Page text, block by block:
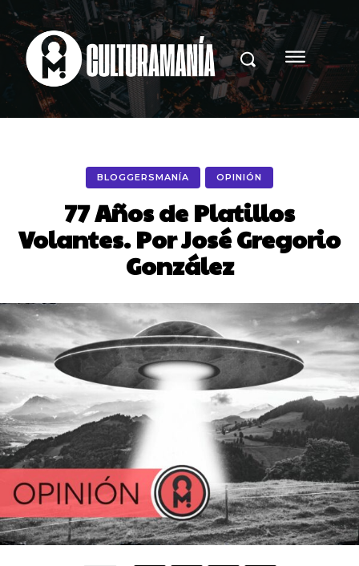
BLOGGERSMANÍA OPINIÓN
77 Años de Platillos
Volantes. Por José Gregorio
González